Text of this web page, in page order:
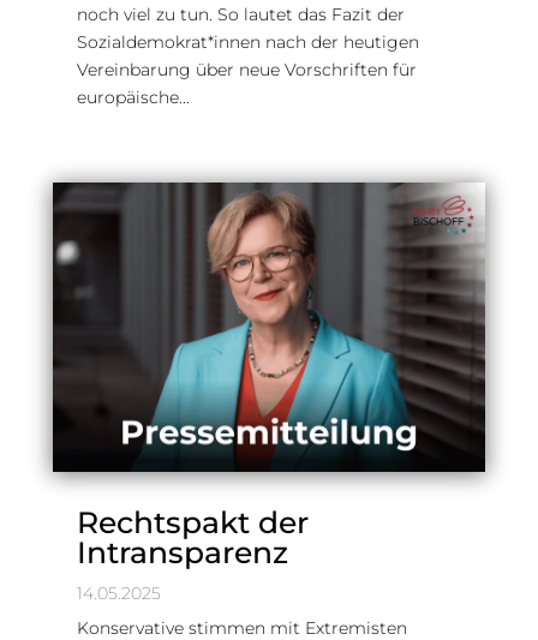
noch viel zu tun. So lautet das Fazit der
Sozialdemokrat*innen nach der heutigen
Vereinbarung über neue Vorschriften für
europäische...
Rechtspakt der
Intransparenz
14.05.2025
Konservative stimmen mit Extremisten